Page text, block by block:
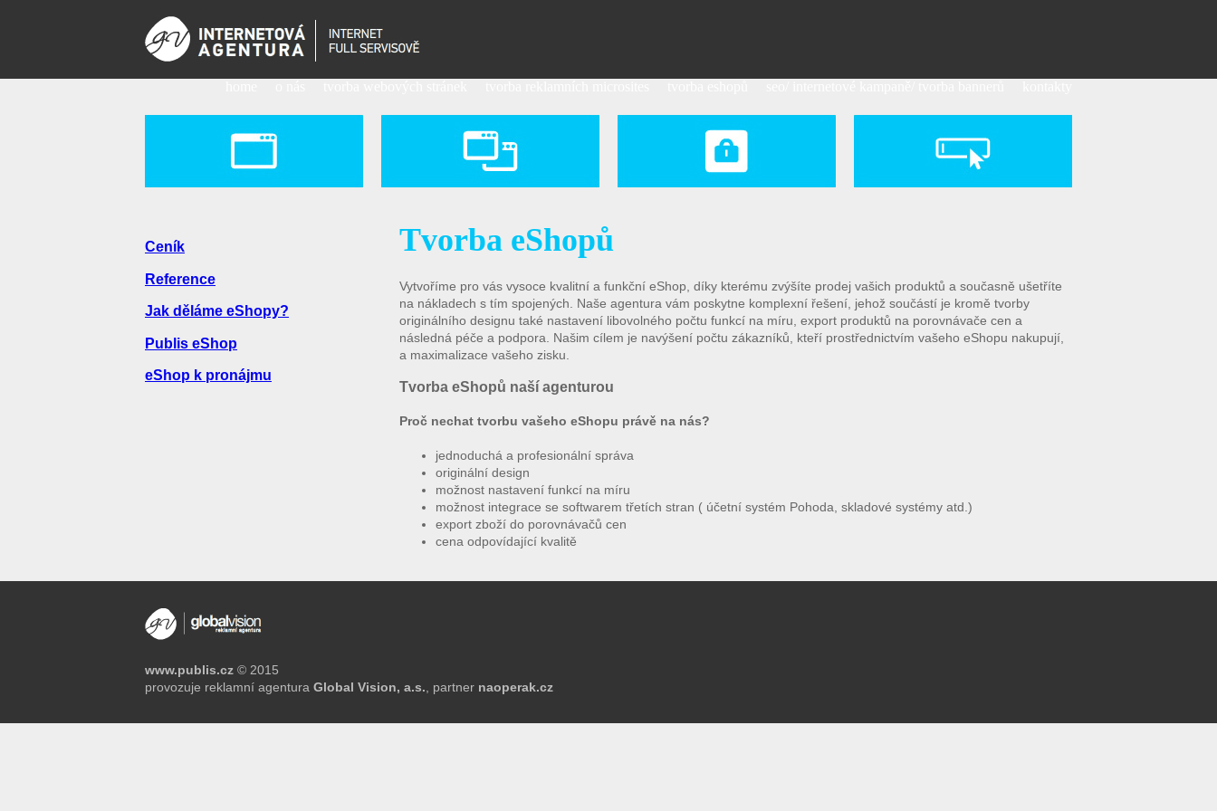
Ceník
Reference
Jak děláme eShopy?
Publis eShop
eShop k pronájmu
Tvorba eShopů
Vytvoříme pro vás vysoce kvalitní a funkční eShop, díky kterému zvýšíte prodej vašich produktů a současně ušetříte
na nákladech s tím spojených. Naše agentura vám poskytne komplexní řešení, jehož součástí je kromě tvorby
originálního designu také nastavení libovolného počtu funkcí na míru, export produktů na porovnávače cen a
následná péče a podpora. Našim cílem je navýšení počtu zákazníků, kteří prostřednictvím vašeho eShopu nakupují,
a maximalizace vašeho zisku.
Tvorba eShopů naší agenturou
Proč nechat tvorbu vašeho eShopu právě na nás?
jednoduchá a profesionální správa
originální design
možnost nastavení funkcí na míru
možnost integrace se softwarem třetích stran ( účetní systém Pohoda, skladové systémy atd.)
export zboží do porovnávačů cen
cena odpovídající kvalitě
www.publis.cz © 2015
provozuje reklamní agentura Global Vision, a.s. , partner naoperak.cz